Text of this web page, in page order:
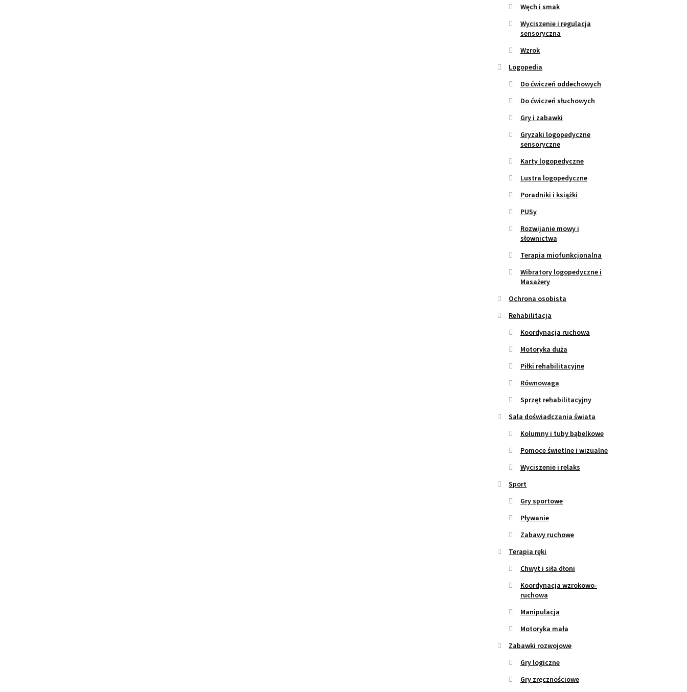
Węch i smak
Wyciszenie i regulacja
sensoryczna
Wzrok
Logopedia
Do ćwiczeń oddechowych
Do ćwiczeń słuchowych
Gry i zabawki
Gryzaki logopedyczne
sensoryczne
Karty logopedyczne
Lustra logopedyczne
Poradniki i książki
PUSy
Rozwijanie mowy i
słownictwa
Terapia miofunkcjonalna
Wibratory logopedyczne i
Masażery
Ochrona osobista
Rehabilitacja
Koordynacja ruchowa
Motoryka duża
Piłki rehabilitacyjne
Równowaga
Sprzęt rehabilitacyjny
Sala doświadczania świata
Kolumny i tuby bąbelkowe
Pomoce świetlne i wizualne
Wyciszenie i relaks
Sport
Gry sportowe
Pływanie
Zabawy ruchowe
Terapia ręki
Chwyt i siła dłoni
Koordynacja wzrokowo-
ruchowa
Manipulacja
Motoryka mała
Zabawki rozwojowe
Gry logiczne
Gry zręcznościowe